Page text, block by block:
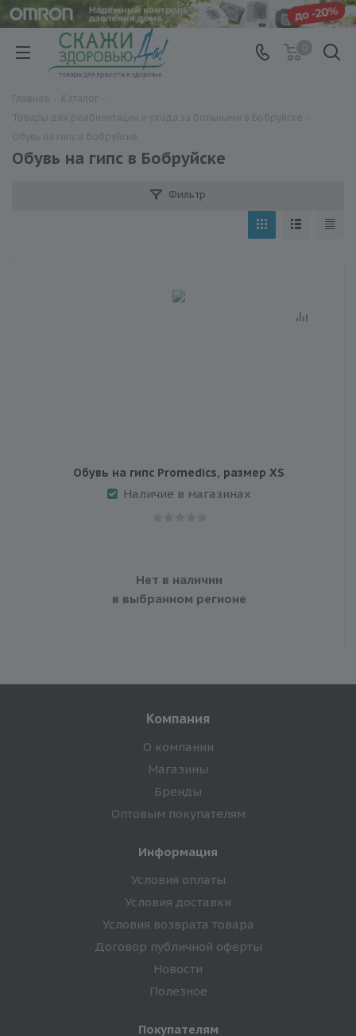
Обувь на гипс в Бобруйске
Фильтр
Обувь на гипс Promedics, размер XS
Наличие в магазинах
Нет в наличии
в выбранном регионе
Компания
О компании
Магазины
Бренды
Оптовым покупателям
Информация
Условия оплаты
Условия доставки
Условия возврата товара
Договор публичной оферты
Новости
Полезное
Покупателям